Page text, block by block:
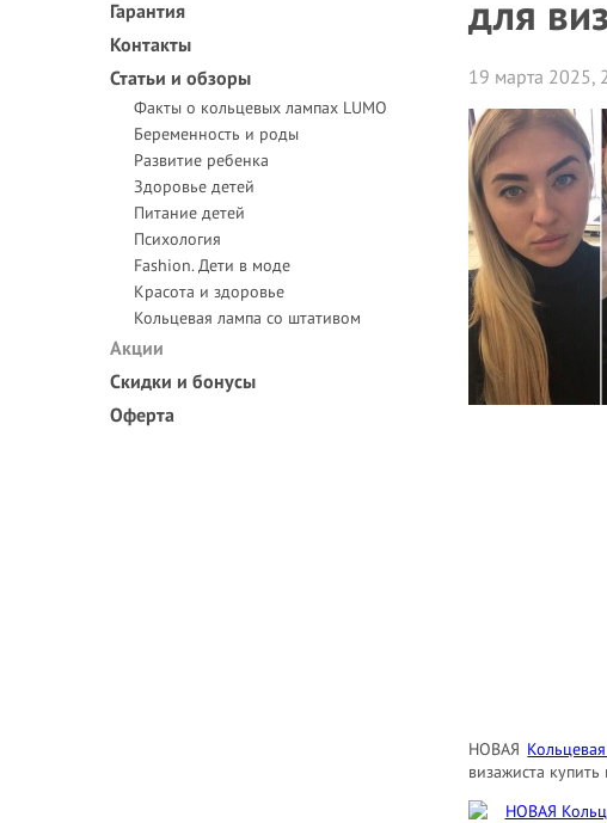
Гарантия
Контакты
Статьи и обзоры
Факты о кольцевых лампах LUMO
Беременность и роды
Развитие ребенка
Здоровье детей
Питание детей
Психология
Fashion. Дети в моде
Красота и здоровье
Кольцевая лампа со штативом
Акции
Скидки и бонусы
Оферта
для
19 марта 2025,
НОВАЯ
визажиста